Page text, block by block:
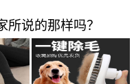
说的那样吗？